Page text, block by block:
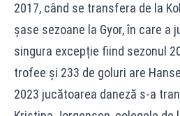
2017, când se transfera de la
șase sezoane la Gyor, în care a
singura excepție fiind sezonul
trofee și 233 de goluri are
2023 jucătoarea daneză s-a